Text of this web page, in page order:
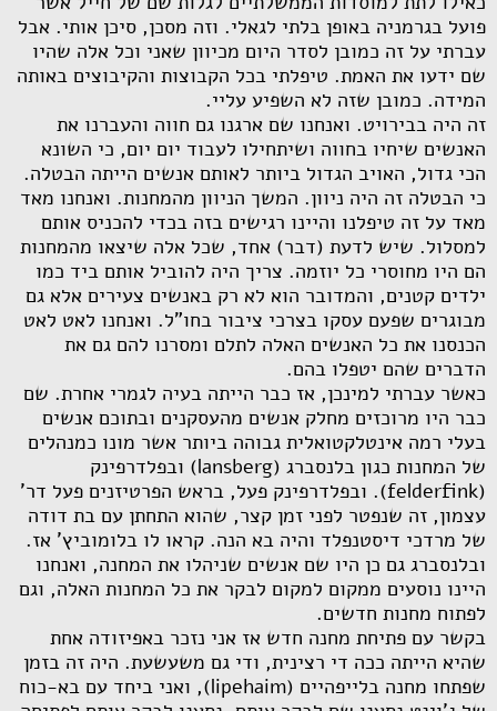
פועל בגרמניה באופן בלתי לגאלי. וזה מסכן, סיכן אותי. אבל
עברתי על זה כמובן לסדר היום מכיוון שאני וכל אלה שהיו
שם ידעו את האמת. טיפלתי בכל הקבוצות והקיבוצים באותה
המידה. כמובן שזה לא השפיע עליי.
זה היה בבירויט. ואנחנו שם ארגנו גם חווה והעברנו את
האנשים שיחיו בחווה ושיתחילו לעבוד יום יום, כי השונא
הכי גדול, האויב הגדול ביותר לאותם אנשים הייתה הבטלה.
כי הבטלה זה היה ניוון. המשך הניוון מהמחנות. ואנחנו מאד
מאד על זה טיפלנו והיינו רגישים בזה בכדי להכניס אותם
למסלול. שיש לדעת (דבר) אחד, שכל אלה שיצאו מהמחנות
הם היו מחוסרי כל יוזמה. צריך היה להוביל אותם ביד כמו
ילדים קטנים, והמדובר הוא לא רק באנשים צעירים אלא גם
מבוגרים שפעם עסקו בצרכי ציבור בחו"ל. ואנחנו לאט לאט
הכנסנו את כל האנשים האלה לתלם ומסרנו להם גם את
הדברים שהם יטפלו בהם.
כאשר עברתי למינכן, אז כבר הייתה בעיה לגמרי אחרת. שם
כבר היו מרוכזים מחלק אנשים מהעסקנים ובתוכם אנשים
בעלי רמה אינטלקטואלית גבוהה ביותר אשר מונו כמנהלים
של המחנות כגון בלנסברג (lansberg) ובפלדרפינק
(
felderfink). ובפלדרפינק פעל, בראש הפרטיזנים פעל דר'
עצמון, זה שנפטר לפני זמן קצר, שהוא התחתן עם בת דודה
של מרדכי דיסטנפלד והיה בא הנה. קראו לו בלומוביץ' אז.
ובלנסברג גם כן היו שם אנשים שניהלו את המחנה, ואנחנו
היינו נוסעים ממקום למקום לבקר את כל המחנות האלה, וגם
לפתוח מחנות חדשים.
בקשר עם פתיחת מחנה חדש אז אני נזכר באפיזודה אחת
שהיא הייתה ככה די רצינית, ודי גם משעשעת. היה זה בזמן
שפתחו מחנה בלייפהיים (lipehaim), ואני ביחד עם בא-כוח